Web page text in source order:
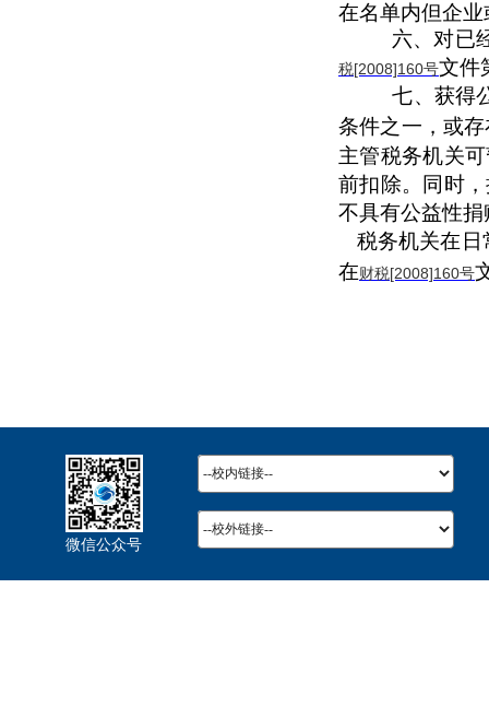
在名单内但企
六、对已
税[2008]160号文件
七、获得
条件之一，或存
主管税务机关
前扣除。同时
不具有公益性
税务机关在
在财税[2008]160号
微信公众号